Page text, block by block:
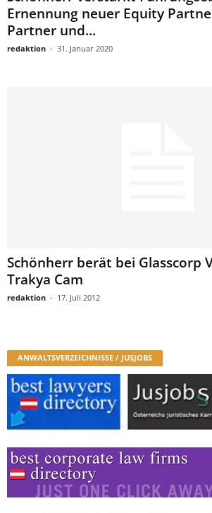
Ernennung neuer Equity
Partner und...
redaktion - 31. Januar 2020
Schönherr berät bei Glasscorp
Trakya Cam
redaktion - 17. Juli 2012
ANWALTSVERZEICHNISSE / JUSJOBS